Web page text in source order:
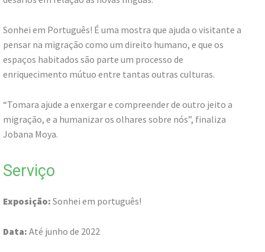
Sonhei em Português! É uma mostra que ajuda o visitante a
pensar na migração como um direito humano, e que os
espaços habitados são parte um processo de
enriquecimento mútuo entre tantas outras culturas.
“Tomara ajude a enxergar e compreender de outro jeito a
migração, e a humanizar os olhares sobre nós”, finaliza
Jobana Moya.
Serviço
Exposição: Sonhei em português!
Data: Até junho de 2022